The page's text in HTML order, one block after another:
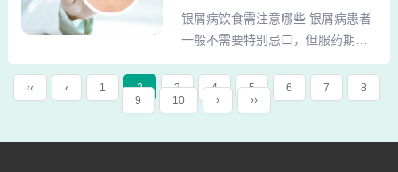
酒精对皮肤有较强的刺激性，可能
诱发或加重银屑病症状，因此银
屑...
热无法排出，如同房间门窗紧闭，
内热更加严重，促使银屑病在冬季
加重。冬季加重：由于冬季气候寒
冷干燥，皮肤容易失去水分，导致
皮肤屏障功能受损，进而可能加重
银屑病饮食需注意哪些 银屑病患者
一般不需要特别忌口，但服药期间
应避免烟酒和辛辣食物。以下是具
体的注意事项：无需特别忌口：银
屑病并非过敏性疾病，因此一般情
据表明海鲜类食物和牛羊肉会加重
‹‹ ‹ 1 2 3 4 5 6 7
8
9
10 › ››